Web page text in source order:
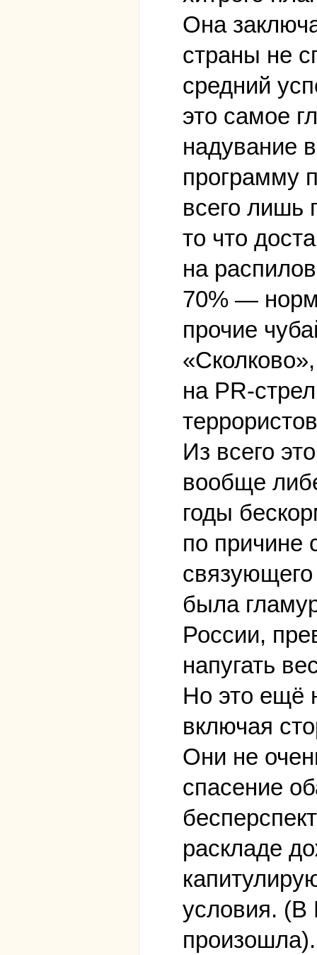
Она
страны не
средний
это самое
надувание
программу
всего лишь
то что
на
70% —
прочие
на PR-
Из всего
вообще
годы
по причине
была
России,
напугать
Но это ещё
включая
Они не
спасение
раскладе
условия. (В